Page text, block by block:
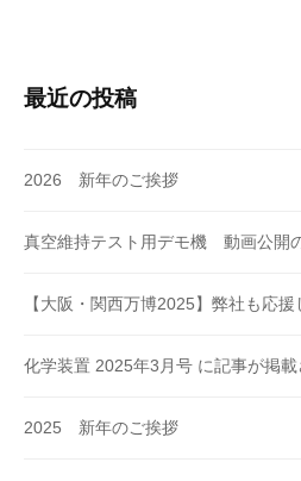
最近の投稿
2026 新年のご挨拶
真空維持テスト用デモ機 動画公開
【大阪・関西万博2025】弊社も応援
化学装置 2025年3月号 に記事が掲載
2025 新年のご挨拶